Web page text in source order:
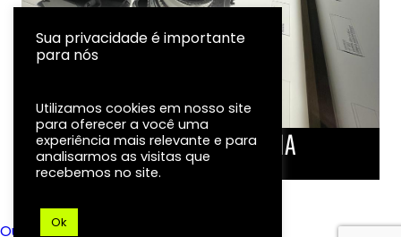
LINHA DO TEMPO DA FOTOGRAFIA
EXPOSIÇÃO
Ouvidoria
Sua privacidade é importante
para nós
Utilizamos cookies em nosso site
para oferecer a você uma
experiência mais relevante e para
analisarmos as visitas que
recebemos no site.
Ok